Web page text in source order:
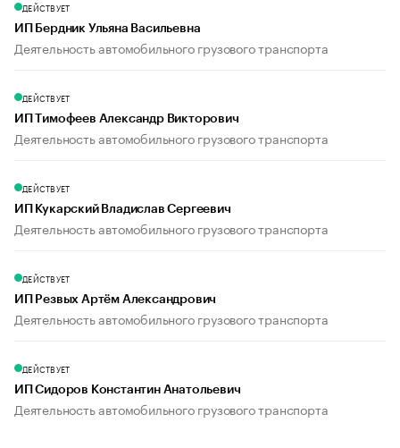
ДЕЙСТВУЕТ
ИП Бердник Ульяна Васильевна
Деятельность автомобильного грузового транспорта
ДЕЙСТВУЕТ
ИП Тимофеев Александр Викторович
Деятельность автомобильного грузового транспорта
ДЕЙСТВУЕТ
ИП Кукарский Владислав Сергеевич
Деятельность автомобильного грузового транспорта
ДЕЙСТВУЕТ
ИП Резвых Артём Александрович
Деятельность автомобильного грузового транспорта
ДЕЙСТВУЕТ
ИП Сидоров Константин Анатольевич
Деятельность автомобильного грузового транспорта